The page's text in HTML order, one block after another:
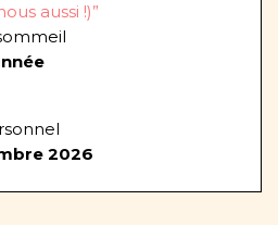
aussi !)”
2026